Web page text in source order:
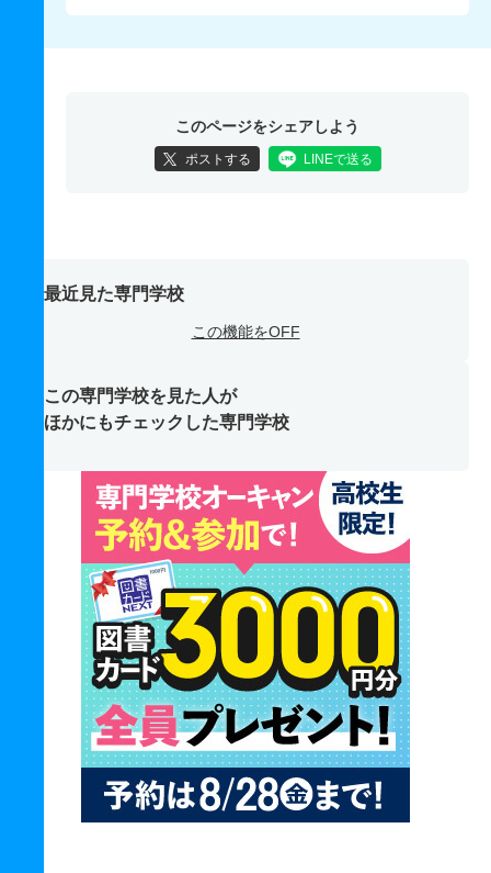
このページをシェアしよう
ポストする LINEで送る
最近見た専門学校
この機能をOFF
この専門学校を見た人が
ほかにもチェックした専門学校